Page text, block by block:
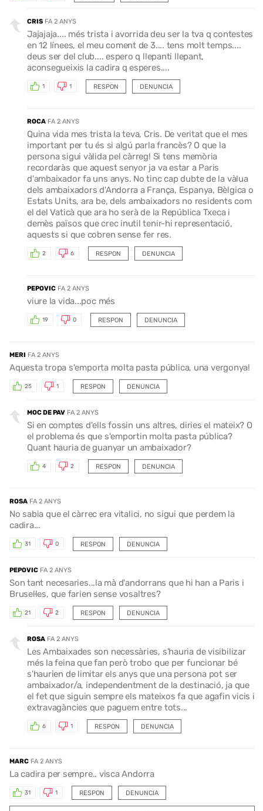
CRIS FA 2 ANYS
Jajajaja.... més trista i avorrida deu ser la tva q contestes
en 12 línees, el meu coment de 3.... tens molt temps....
deus ser del club.... espero q llepanti llepant,
aconsegueixis la cadira q esperes....
RESPON
1 1 DENUNCIA
ROCA FA 2 ANYS
Quina vida mes trista la teva, Cris. De veritat que el mes
important per tu és si algú parla francès? O que la
persona sigui vàlida pel càrreg! Si tens memòria
recordaràs que aquest senyor ja va estar a Paris
d'ambaixador fa uns anys. No tinc cap dubte de la vàlua
dels ambaixadors d'Andorra a França, Espanya, Bèlgica o
Estats Units, ara be, dels ambaixadors no residents com
el del Vaticà que ara ho serà de la República Txeca i
demès països que crec inutil tenir-hi representació,
aquests si que cobren sense fer res.
RESPON
2 6 DENUNCIA
PEPOVIC FA 2 ANYS
viure la vida...poc més
RESPON
19 0 DENUNCIA
MERI FA 2 ANYS
Aquesta tropa s'emporta molta pasta pública, una vergonya!
RESPON
25 1 DENUNCIA
MOC DE PAV FA 2 ANYS
Si en comptes d'ells fossin uns altres, diries el mateix? O
el problema és que s'emportin molta pasta pública?
Quant hauria de guanyar un ambaixador?
RESPON
4 2 DENUNCIA
ROSA FA 2 ANYS
No sabia que el càrrec era vitalici, no sigui que perdem la
cadira...
RESPON
31 0 DENUNCIA
PEPOVIC FA 2 ANYS
Son tant necesaries...la mà d'andorrans que hi han a Paris i
Brusel·les, que farien sense vosaltres?
RESPON
21 2 DENUNCIA
ROSA FA 2 ANYS
Les Ambaixades son necessàries, s'hauria de visibilizar
més la feina que fan però trobo que per funcionar bé
s'haurien de limitar els anys que una persona pot ser
ambaixador/a, independentment de la destinació, ja que
el fet que siguin sempre els mateixos fa que agafin vicis i
extravagàncies que paguem entre tots...
RESPON
6 1 DENUNCIA
MARC FA 2 ANYS
La cadira per sempre.. visca Andorra
RESPON
31 1 DENUNCIA